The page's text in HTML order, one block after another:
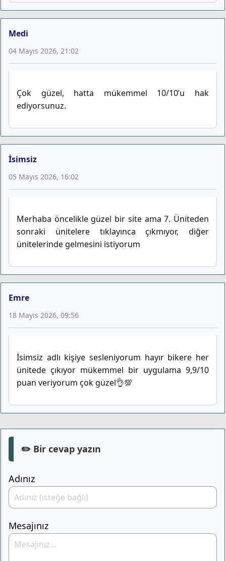
Medi
04 Mayıs 2026, 21:02
Çok güzel, hatta mükemmel 10/10’u hak
ediyorsunuz.
İsimsiz
05 Mayıs 2026, 16:02
Merhaba öncelikle güzel bir site ama 7. Üniteden
sonraki ünitelere tıklayınca çıkmıyor, diğer
ünitelerinde gelmesini istiyorum
Emre
18 Mayıs 2026, 09:56
İsimsiz adlı kişiye sesleniyorum hayır bikere her
ünitede çıkıyor mükemmel bir uygulama 9,9/10
puan veriyorum çok güzel👌💯
✏️ Bir cevap yazın
Adınız
Mesajınız